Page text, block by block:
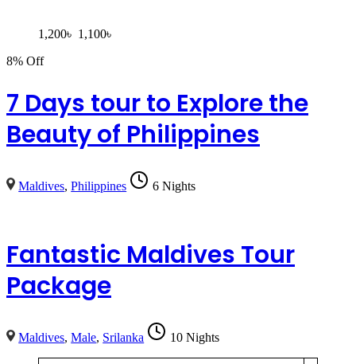
1,200৳ 1,100৳
8% Off
7 Days tour to Explore the
Beauty of Philippines
Maldives,Philippines 6 Nights
Fantastic Maldives Tour
Package
Maldives,Male, Srilanka 10 Nights